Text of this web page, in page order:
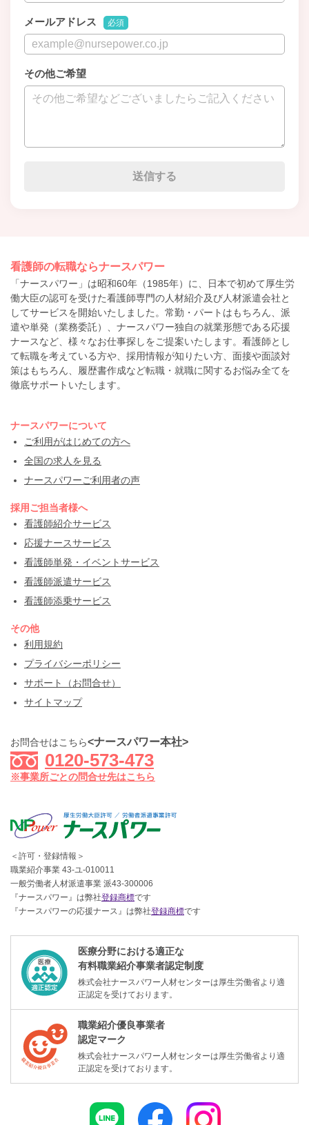
メールアドレス 必須
その他ご希望
看護師の転職ならナースパワー
「ナースパワー」は昭和60年（1985年）に、日本で初めて厚生労
働大臣の認可を受けた看護師専門の人材紹介及び人材派遣会社と
してサービスを開始いたしました。常勤・パートはもちろん、派
遣や単発（業務委託）、ナースパワー独自の就業形態である応援
ナースなど、様々なお仕事探しをご提案いたします。看護師とし
て転職を考えている方や、採用情報が知りたい方、面接や面談対
策はもちろん、履歴書作成など転職・就職に関するお悩み全てを
徹底サポートいたします。
ナースパワーについて
ご利用がはじめての方へ
全国の求人を見る
ナースパワーご利用者の声
採用ご担当者様へ
看護師紹介サービス
応援ナースサービス
看護師単発・イベントサービス
看護師派遣サービス
看護師添乗サービス
その他
利用規約
プライバシーポリシー
サポート（お問合せ）
サイトマップ
お問合せはこちら<ナースパワー本社>
0120-573-473
※事業所ごとの問合せ先はこちら
＜許可・登録情報＞
職業紹介事業 43-ユ-010011
一般労働者人材派遣事業 派43-300006
『ナースパワー』は弊社登録商標です
『ナースパワーの応援ナース』は弊社登録商標です
医療分野における適正な
有料職業紹介事業者認定制度
株式会社ナースパワー人材センターは厚生労働省より適
正認定を受けております。
職業紹介優良事業者
認定マーク
株式会社ナースパワー人材センターは厚生労働省より適
正認定を受けております。